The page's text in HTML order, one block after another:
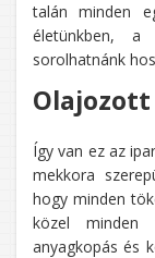
talán minden
életünkben, a
sorolhatnánk
Így van ez az
mekkora
hogy minden
közel minden
anyagkopás és